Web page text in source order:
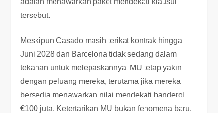
tersebut.
Meskipun Casado masih terikat kontrak hingga
Juni 2028 dan Barcelona tidak sedang dalam
tekanan untuk melepaskannya, MU tetap yakin
dengan peluang mereka, terutama jika mereka
bersedia menawarkan nilai mendekati banderol
€100 juta. Ketertarikan MU bukan fenomena baru.